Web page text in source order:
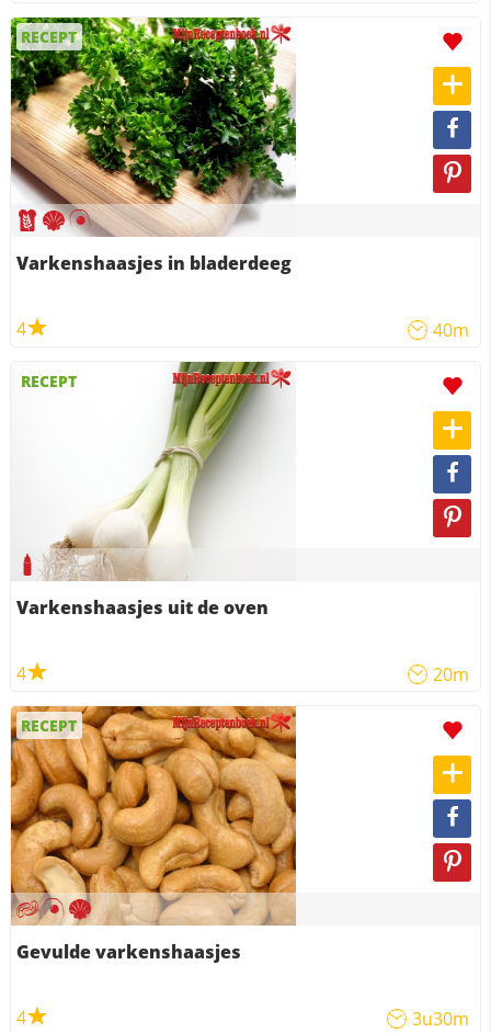
RECEPT
Varkenshaasjes in bladerdeeg
4 40m
RECEPT
Varkenshaasjes uit de oven
4 20m
RECEPT
Gevulde varkenshaasjes
4 3u30m